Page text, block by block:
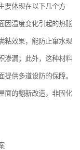
要体现在以下几个方
因温度变化引起的热胀
粘效果，能防止窜水现
渗漏；此外，这种材料
供多道设防的保障。
面的翻新改造，非固化